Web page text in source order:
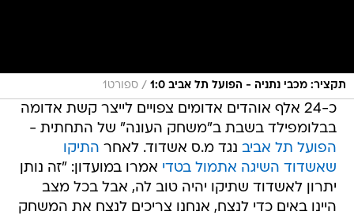
תקציר: מכבי נתניה - הפועל תל אביב 1:0 / ספורט1
כ-24 אלף אוהדים אדומים צפויים לייצר קשת אדומה
בבלומפילד בשבת ב"משחק העונה" של התחתית -
הפועל תל אביב נגד מ.ס אשדוד. לאחר התיקו
שאשדוד השיגה אתמול בטדי אמרו במועדון: "זה נותן
יתרון לאשדוד שתיקו יהיה טוב לה, אבל בכל מצב
היינו באים כדי לנצח, אנחנו צריכים לנצח את המשחק